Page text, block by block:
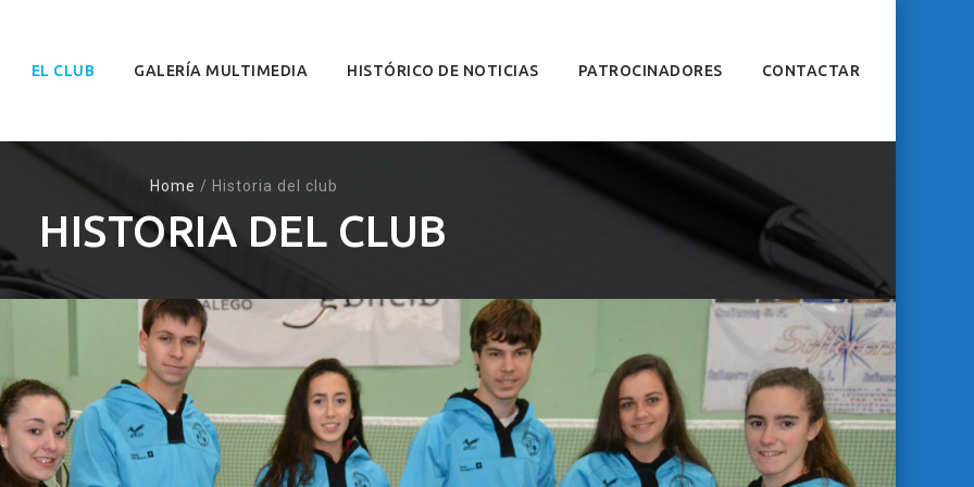
EL CLUB GALERÍA MULTIMEDIA HISTÓRICO DE NOTICIAS PATROCINADORES CONTACTAR
Home / Historia del club
HISTORIA DEL CLUB